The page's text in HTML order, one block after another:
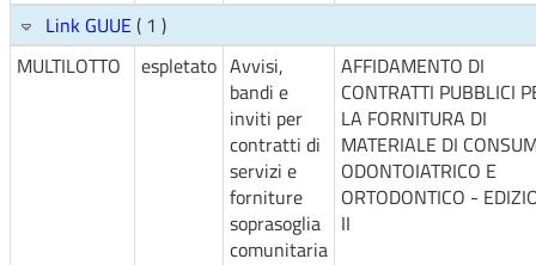
Link GUUE ( 1 )
MULTILOTTO
espletato Avvisi,
bandi e
inviti per
contratti di
servizi e
forniture
soprasoglia
comunitaria
AFFIDAMENTO DI
CONTRATTI PUBBLICI
LA FORNITURA DI
MATERIALE DI
ODONTOIATRICO E
ORTODONTICO -
II